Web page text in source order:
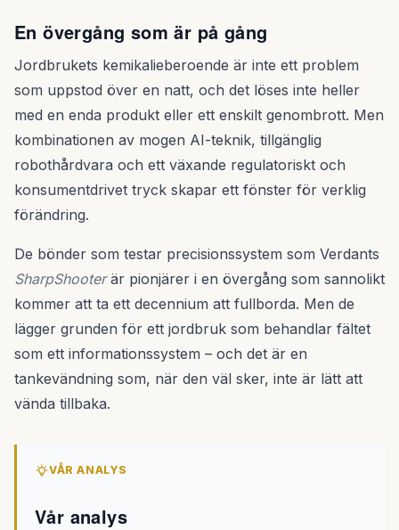
En övergång som är på gång
Jordbrukets kemikalieberoende är inte ett problem
som uppstod över en natt, och det löses inte heller
med en enda produkt eller ett enskilt genombrott. Men
kombinationen av mogen AI-teknik, tillgänglig
robothårdvara och ett växande regulatoriskt och
konsumentdrivet tryck skapar ett fönster för verklig
förändring.
De bönder som testar precisionssystem som Verdants
SharpShooterär pionjärer i en övergång som sannolikt
kommer att ta ett decennium att fullborda. Men de
lägger grunden för ett jordbruk som behandlar fältet
som ett informationssystem – och det är en
tankevändning som, när den väl sker, inte är lätt att
vända tillbaka.
VÅR ANALYS
Vår analys